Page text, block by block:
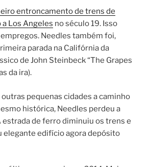
entroncamento de trens de
Los Angeles no século 19. Isso
Needles também foi,
parada na Califórnia da
de John Steinbeck “The Grapes
da ira).
pequenas cidades a caminho
histórica, Needles perdeu a
estrada de ferro diminuiu os trens e
elegante edifício agora depósito